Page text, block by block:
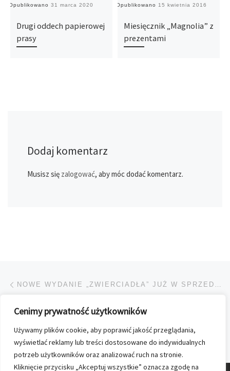
Cenimy prywatność użytkowników
Używamy plików cookie, aby poprawić jakość przeglądania,
wyświetlać reklamy lub treści dostosowane do indywidualnych
potrzeb użytkowników oraz analizować ruch na stronie.
Kliknięcie przycisku „Akceptuj wszystkie” oznacza zgodę na
Opublikowano 31 marca 2020
Drugi oddech papierowej
prasy
Opublikowano 15 kwietnia 2016
Miesięcznik „Magnolia” z
prezentami
Dodaj komentarz
Musisz się zalogować, aby móc dodać komentarz.
Przeglądanie Wpisów NOWE WYDANIE „ZWIERCIADŁA” JUŻ W SPRZEDAŻY
POWRÓT DO LISTY